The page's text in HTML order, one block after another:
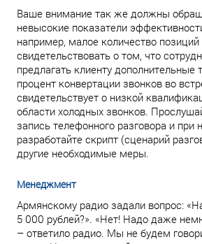
Ваше внимание так же должны
невысокие показатели
например, малое количество
свидетельствовать о том, что
предлагать клиенту дополнительные
процент конвертации звонков во
свидетельствует о низкой
области холодных звонков.
запись телефонного разговора и при
разработайте скрипт (сценарий
другие необходимые меры.
Менеджмент
Армянскому радио задали вопрос:
5 000 рублей?». «Нет! Надо даже
– ответило радио. Мы не будем